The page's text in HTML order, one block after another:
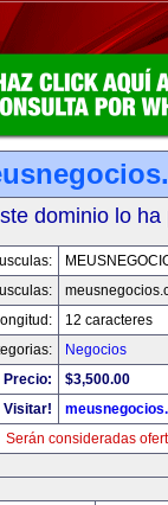
dominio lo
12 caracteres
Negocios
Precio:
$3,500.00
Visitar!
Serán consideradas